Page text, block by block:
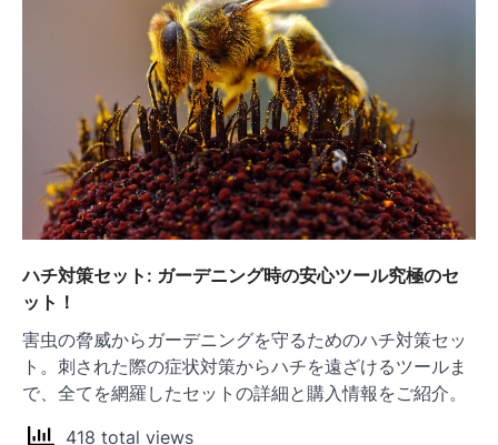
ハチ対策セット: ガーデニング時の安心ツール究極のセ
ット！
害虫の脅威からガーデニングを守るためのハチ対策セッ
ト。刺された際の症状対策からハチを遠ざけるツールま
で、全てを網羅したセットの詳細と購入情報をご紹介。
418 total views